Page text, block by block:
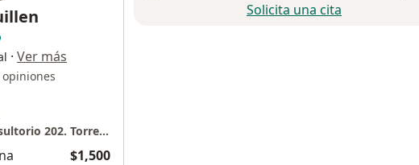
· Ver más
opiniones
Hospital Aranda de La Parra. Consultorio 202. Torre B.
$1,500
Solicita una cita